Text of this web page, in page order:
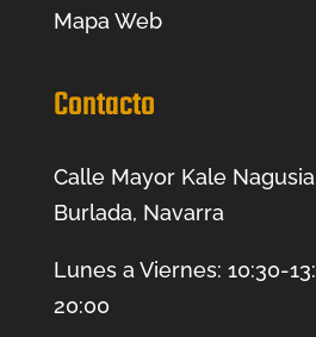
Mapa Web
Contacto
Calle Mayor Kale
Burlada, Navarra
Lunes a Viernes: 10:30-
20:00